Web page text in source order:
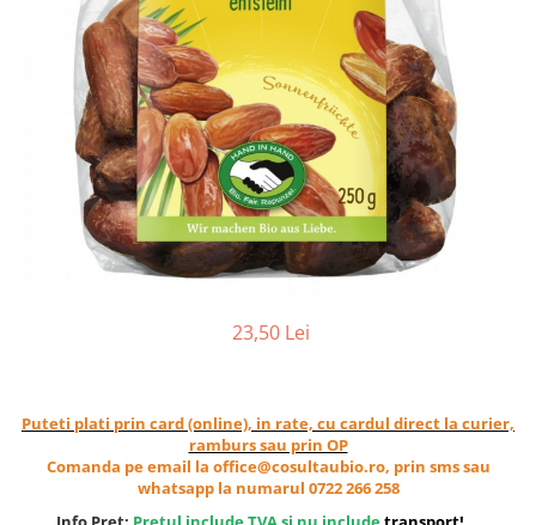
Ceai vrac
Ceaiuri diverse si accesorii
Vinuri, bere si alte bauturi
Siropuri naturale
Energizante
Carbogazoase
Fructe si legume Bio
Alimente de baza
23,50 Lei
Puteti plati prin card (online), in rate, cu cardul direct la curier,
ramburs sau prin OP
Comanda pe email la office@cosultaubio.ro, prin sms sau
whatsapp la numarul 0722 266 258